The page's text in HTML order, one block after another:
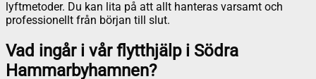
lyftmetoder. Du kan lita på att allt hanteras varsamt och
professionellt från början till slut.
Vad ingår i vår flytthjälp i Södra
Hammarbyhamnen?